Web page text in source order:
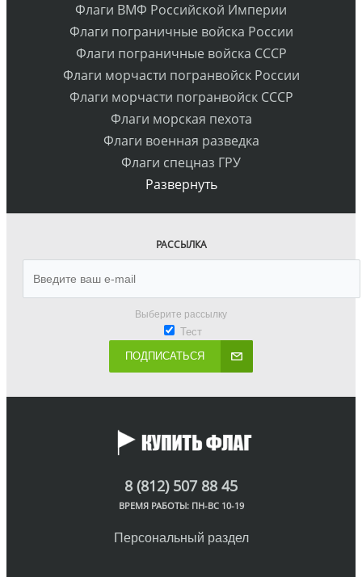
Флаги ВМФ Российской Империи
Флаги пограничные войска России
Флаги пограничные войска СССР
Флаги морчасти погранвойск России
Флаги морчасти погранвойск СССР
Флаги морская пехота
Флаги военная разведка
Флаги спецназ ГРУ
Развернуть
РАССЫЛКА
Выберите рассылку
Тест
ПОДПИСАТЬСЯ
8 (812) 507 88 45
ВРЕМЯ РАБОТЫ: ПН-ВС 10-19
Персональный раздел